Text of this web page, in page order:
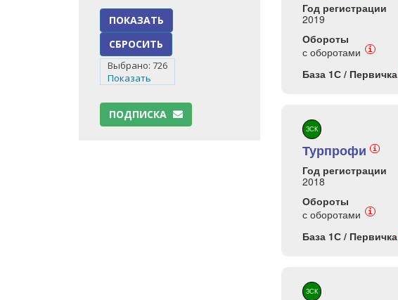
СБРОСИТЬ
Выбрано: 726
Показать
ПОДПИСКА
Год регистрации
2019
Обороты
с оборотами
i
База 1С / Первичка
ЗСК
Турпрофи i
Год регистрации
2018
Обороты
с оборотами
i
База 1С / Первичка
ЗСК